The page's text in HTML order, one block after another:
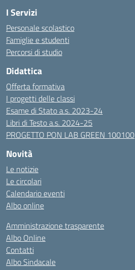
I Servizi
Personale scolastico
Famiglie e studenti
Percorsi di studio
Didattica
Offerta formativa
I progetti delle classi
Esame di Stato a.s. 2023-24
Libri di Testo a.s. 2024-25
PROGETTO PON LAB GREEN 100100
Novità
Le notizie
Le circolari
Calendario eventi
Albo online
Amministrazione trasparente
Albo Online
Contatti
Albo Sindacale